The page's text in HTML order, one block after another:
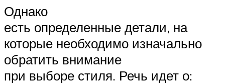
Однако
есть определенные детали, на
которые необходимо изначально
обратить внимание
при выборе стиля. Речь идет о: